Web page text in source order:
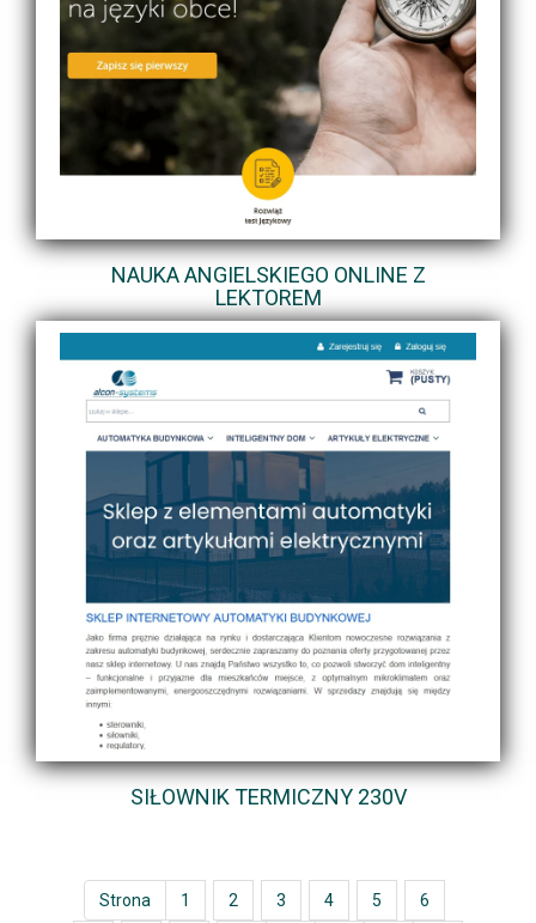
NAUKA ANGIELSKIEGO ONLINE Z
LEKTOREM
SIŁOWNIK TERMICZNY 230V
Strona 1 2 3 4 5 6